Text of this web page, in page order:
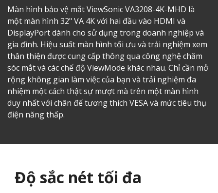
Màn hình bảo vệ mắt ViewSonic VA3208-4K-MHD là
một màn hình 32" VA 4K với hai đầu vào HDMI và
DisplayPort dành cho sử dụng trong doanh nghiệp và
gia đình. Hiệu suất màn hình tối ưu và trải nghiệm xem
thân thiện được cung cấp thông qua công nghệ chăm
sóc mắt và các chế độ ViewMode khác nhau. Chỉ cần mở
rộng không gian làm việc của bạn và trải nghiệm đa
nhiệm một cách thật sự mượt mà trên một màn hình
duy nhất với chân đế tương thích VESA và mức tiêu thụ
điện năng thấp.
Độ sắc nét tối đa